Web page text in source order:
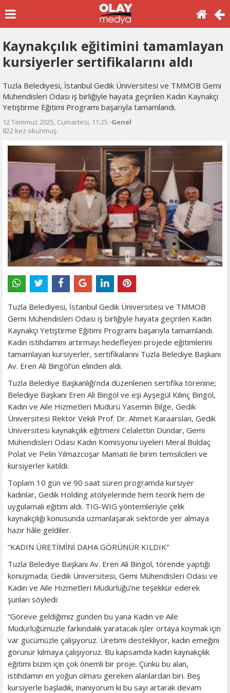
Kaynakçılık eğitimini tamamlayan
kursiyerler sertifikalarını aldı
Tuzla Belediyesi, İstanbul Gedik Üniversitesi ve TMMOB Gemi
Mühendisleri Odası iş birliğiyle hayata geçirilen Kadın Kaynakçı
Yetiştirme Eğitimi Programı başarıyla tamamlandı.
12 Temmuz 2025, Cumartesi, 11:25 -Genel
822 kez okunmuş.
Tuzla Belediyesi, İstanbul Gedik Üniversitesi ve TMMOB
Gemi Mühendisleri Odası iş birliğiyle hayata geçirilen Kadın
Kaynakçı Yetiştirme Eğitimi Programı başarıyla tamamlandı.
Kadın istihdamını artırmayı hedefleyen projede eğitimlerini
tamamlayan kursiyerler, sertifikalarını Tuzla Belediye Başkanı
Av. Eren Ali Bingöl’ün elinden aldı.
Tuzla Belediye Başkanlığı’nda düzenlenen sertifika törenine;
Belediye Başkanı Eren Ali Bingöl ve eşi Ayşegül Kılınç Bingöl,
Kadın ve Aile Hizmetleri Müdürü Yasemin Bilge, Gedik
Üniversitesi Rektör Vekili Prof. Dr. Ahmet Karaarslan, Gedik
Üniversitesi kaynakçılık eğitmeni Celalettin Dündar, Gemi
Mühendisleri Odası Kadın Komisyonu üyeleri Meral Buldaç
Polat ve Pelin Yılmazcoşar Mamati ile birim temsilcileri ve
kursiyerler katıldı.
Toplam 10 gün ve 90 saat süren programda kursiyer
kadınlar, Gedik Holding atölyelerinde hem teorik hem de
uygulamalı eğitim aldı. TIG-WIG yöntemleriyle çelik
kaynakçılığı konusunda uzmanlaşarak sektörde yer almaya
hazır hâle geldiler.
“KADIN ÜRETİMİNİ DAHA GÖRÜNÜR KILDIK”
Tuzla Belediye Başkanı Av. Eren Ali Bingöl, törende yaptığı
konuşmada; Gedik Üniversitesi, Gemi Mühendisleri Odası ve
Kadın ve Aile Hizmetleri Müdürlüğü’ne teşekkür ederek
şunları söyledi:
“Göreve geldiğimiz günden bu yana Kadın ve Aile
Müdürlüğümüzle farkındalık yaratacak işler ortaya koymak için
var gücümüzle çalışıyoruz. Üretimi destekliyor, kadın emeğini
görünür kılmaya çalışıyoruz. Bu kapsamda kadın kaynakçılık
eğitimi bizim için çok önemli bir proje. Çünkü bu alan,
istihdamın en yoğun olması gereken alanlardan biri. Beş
kursiyerle başladık, inanıyorum ki bu sayı artarak devam